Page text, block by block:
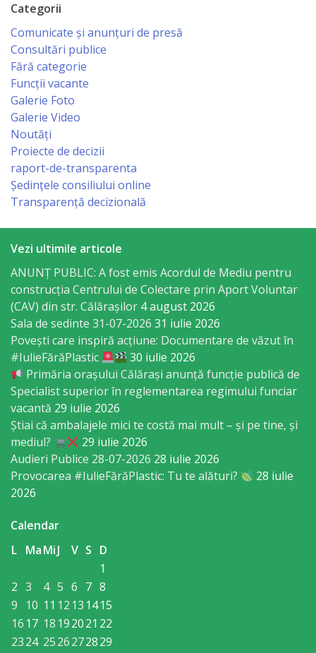
activitate
Rapoarte
de
activitate
Planuri
Proiecte
investiționale
Transparență
Buget
Funcții
vacante
Licitatii
Invitații
de
participare
de
participare
Achiziții
publice
Categorii
Comunicate și anunțuri de presă
Consultări publice
Fără categorie
Funcții vacante
Galerie Foto
Galerie Video
Noutăți
Proiecte de decizii
raport-de-transparenta
Ședințele consiliului online
Transparență decizională
Vezi ultimile articole
ANUNȚ PUBLIC: A fost emis Acordul de Mediu pentru
construcția Centrului de Colectare prin Aport Voluntar
(CAV) din str. Călărașilor 4 august 2026
Sala de sedinte 31-07-2026 31 iulie 2026
Povești care inspiră acțiune: Documentare de văzut în
#IulieFărăPlastic
30 iulie 2026
Primăria orașului Călărași anunță funcție publică de
Specialist superior în reglementarea regimului funciar
vacantă 29 iulie 2026
Știai că ambalajele mici te costă mai mult – și pe tine, și
mediul?
29 iulie 2026
Audieri Publice 28-07-2026 28 iulie 2026
Provocarea #IulieFărăPlastic: Tu te alături?
28 iulie
2026
Calendar
L MaMiJ V S D
1
2 3 4 5 6 7 8
9
10 11 12 13 1415
16 17 18 192021 22
2324 2526272829